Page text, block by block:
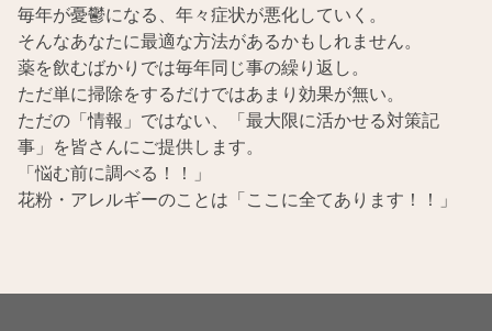
毎年が憂鬱になる、年々症状が悪化していく。
そんなあなたに最適な方法があるかもしれません。
薬を飲むばかりでは毎年同じ事の繰り返し。
ただ単に掃除をするだけではあまり効果が無い。
ただの「情報」ではない、「最大限に活かせる対策記
事」を皆さんにご提供します。
「悩む前に調べる！！」
花粉・アレルギーのことは「ここに全てあります！！」